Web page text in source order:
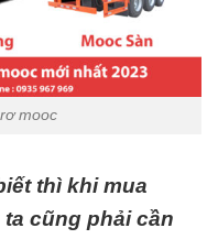
mooc
thì khi mua
cũng phải cần